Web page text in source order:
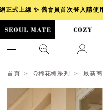
正式上線 ✨ 舊會員首次登入請
首頁 Q棉花糖系列 最新